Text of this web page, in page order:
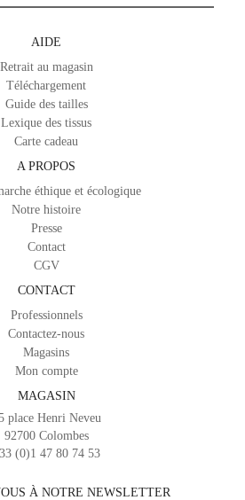
AIDE
Retrait au magasin
Téléchargement
Guide des tailles
Lexique des tissus
Carte cadeau
A PROPOS
éthique et écologique
Notre histoire
Presse
Contact
CGV
CONTACT
Professionnels
Contactez-nous
Magasins
Mon compte
MAGASIN
place Henri Neveu
92700 Colombes
(0)1 47 80 74 53
À NOTRE NEWSLETTER